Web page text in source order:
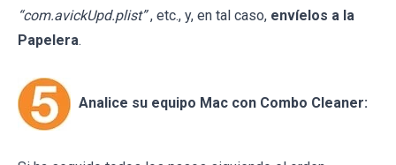
“com.avickUpd.plist” , etc., y, en tal caso, envíelos a la
Papelera.
Analice su equipo Mac con Combo Cleaner: